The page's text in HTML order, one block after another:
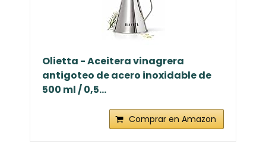
Olietta - Aceitera vinagrera
antigoteo de acero inoxidable de
500 ml / 0,5...
Comprar en Amazon